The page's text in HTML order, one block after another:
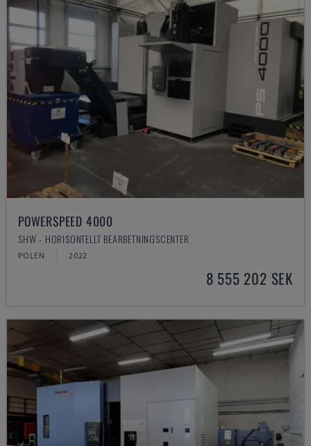
POWERSPEED 4000
SHW - HORISONTELLT BEARBETNINGSCENTER
POLEN 2022
8 555 202 SEK